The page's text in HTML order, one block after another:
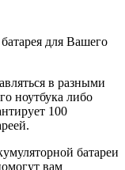
для Вашего
в разными
ноутбука либо
100
батареи
вам